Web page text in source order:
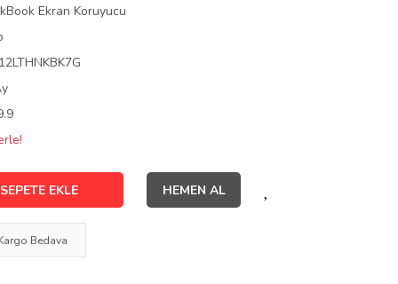
Ekran Koruyucu
SEPETE EKLE HEMEN AL
Bedava